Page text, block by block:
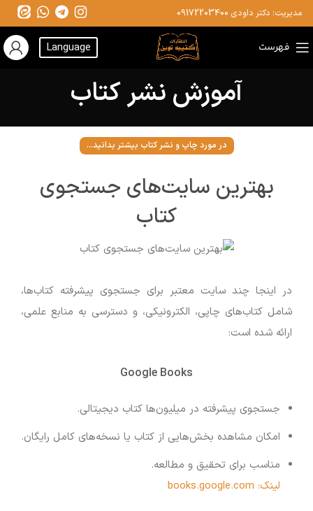
مدیریت: دکتر داودی 09172203400
فهرست Language
آموزش نشر کتاب
در مورد چاپ و نشر کتاب بیشتر بدانید...
بهترین سایت‌های جستجوی
کتاب
در اینجا چند سایت معتبر برای جستجوی پیشرفته کتاب‌ها،
شامل کتاب‌های چاپی، الکترونیکی، و دسترسی به منابع علمی،
ارائه شده است:
Google Books
جستجوی پیشرفته در میلیون‌ها کتاب دیجیتالی.
امکان مشاهده بخش‌هایی از کتاب یا نسخه‌های کامل رایگان.
مناسب برای تحقیق و مطالعه.
لینک: books.google.com